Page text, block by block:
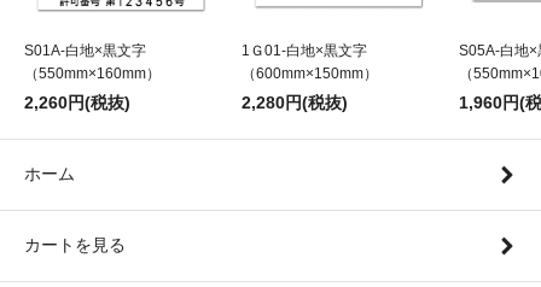
S01A-白地×黒文字
（550mm×160mm）
2,260円(税抜)
1Ｇ01-白地×黒文字
（600mm×150mm）
2,280円(税抜)
S05A-白地×
（
1,960円(
ホーム
カートを見る